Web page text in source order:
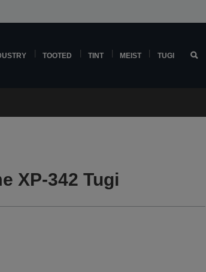
TOOTED TINT MEIST TUGI
XP-342 Tugi